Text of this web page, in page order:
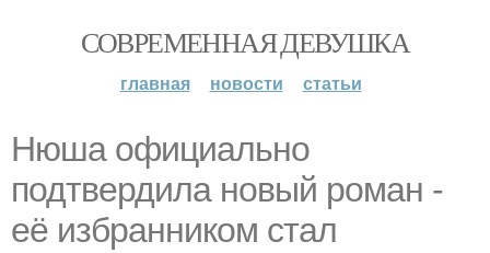
СОВРЕМЕННАЯ ДЕВУШКА
главная новости статьи
Нюша официально
подтвердила новый роман -
её избранником стал